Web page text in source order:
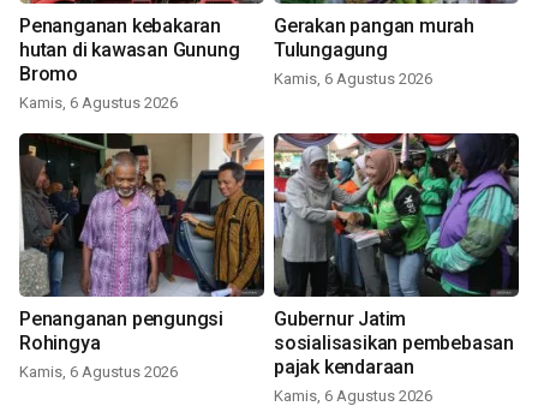
Penanganan kebakaran
hutan di kawasan Gunung
Bromo
Kamis, 6 Agustus 2026
Gerakan pangan murah
Tulungagung
Kamis, 6 Agustus 2026
Penanganan pengungsi
Rohingya
Kamis, 6 Agustus 2026
Gubernur Jatim
sosialisasikan pembebasan
pajak kendaraan
Kamis, 6 Agustus 2026